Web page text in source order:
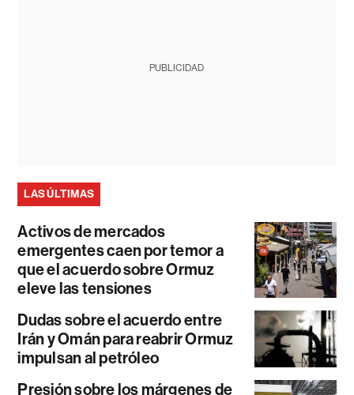
PUBLICIDAD
LAS ÚLTIMAS
Activos de mercados
emergentes caen por temor a
que el acuerdo sobre Ormuz
eleve las tensiones
Dudas sobre el acuerdo entre
Irán y Omán para reabrir Ormuz
impulsan al petróleo
Presión sobre los márgenes de